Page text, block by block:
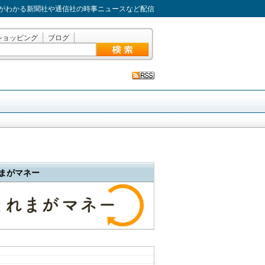
わかる新聞社や通信社の時事ニュースなど配信
ョッピング ブログ
がマネー